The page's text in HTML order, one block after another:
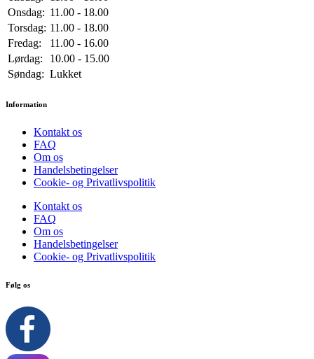
Onsdag: 11.00 - 18.00
Torsdag: 11.00 - 18.00
Fredag:
11.00 - 16.00
Lørdag:
10.00 - 15.00
Søndag: Lukket
Information
Kontakt os
FAQ
Om os
Handelsbetingelser
Cookie- og Privatlivspolitik
Kontakt os
FAQ
Om os
Handelsbetingelser
Cookie- og Privatlivspolitik
Følg os